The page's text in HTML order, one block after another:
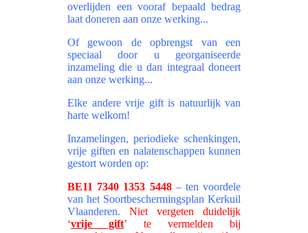
overlijden een vooraf bepaald bedrag
laat doneren aan onze werking...
Of gewoon de opbrengst van een
speciaal door u georganiseerde
inzameling die u dan integraal doneert
aan onze werking...
Elke andere vrije gift is natuurlijk van
harte welkom!
Inzamelingen, periodieke schenkingen,
vrije giften en nalatenschappen kunnen
gestort worden op:
BE11 7340 1353 5448– ten voordele
van het Soortbeschermingsplan Kerkuil
Vlaanderen. Niet vergeten duidelijk
‘vrije gift’ te vermelden bij